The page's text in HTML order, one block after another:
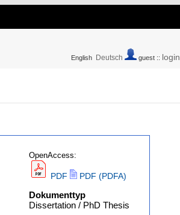
English Deutsch guest :: login
OpenAccess:
PDF PDF (PDFA)
Dokumenttyp
Dissertation / PhD Thesis